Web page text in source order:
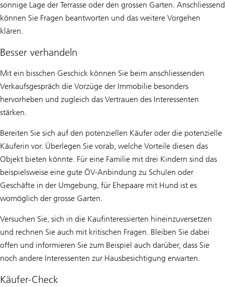
sonnige Lage der Terrasse oder den grossen Garten. Anschliessend
können Sie Fragen beantworten und das weitere Vorgehen
klären.
Besser verhandeln
Mit ein bisschen Geschick können Sie beim anschliessenden
Verkaufsgespräch die Vorzüge der Immobilie besonders
hervorheben und zugleich das Vertrauen des Interessenten
stärken.
Bereiten Sie sich auf den potenziellen Käufer oder die potenzielle
Käuferin vor. Überlegen Sie vorab, welche Vorteile diesen das
Objekt bieten könnte. Für eine Familie mit drei Kindern sind das
beispielsweise eine gute ÖV-Anbindung zu Schulen oder
Geschäfte in der Umgebung, für Ehepaare mit Hund ist es
womöglich der grosse Garten.
Versuchen Sie, sich in die Kaufinteressierten hineinzuversetzen
und rechnen Sie auch mit kritischen Fragen. Bleiben Sie dabei
offen und informieren Sie zum Beispiel auch darüber, dass Sie
noch andere Interessenten zur Hausbesichtigung erwarten.
Käufer-Check